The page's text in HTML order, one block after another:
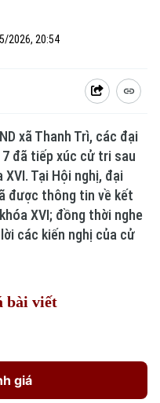
2026, 20:54
xã Thanh Trì, các đại
đã tiếp xúc cử tri sau
Tại Hội nghị, đại
được thông tin về kết
XVI; đồng thời nghe
các kiến nghị của cử
bài viết
giá